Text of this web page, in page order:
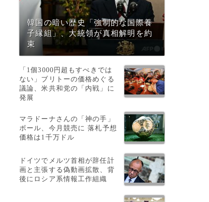
韓国の暗い歴史「強制的な国際養
子縁組」、大統領が真相解明を約
束
「1個3000円超もすべきでは
ない」ブリトーの価格めぐる
議論、米共和党の「内戦」に
発展
マラドーナさんの「神の手」
ボール、今月競売に 落札予想
価格は1千万ドル
ドイツでメルツ首相が辞任計
画と主張する偽動画拡散、背
後にロシア系情報工作組織